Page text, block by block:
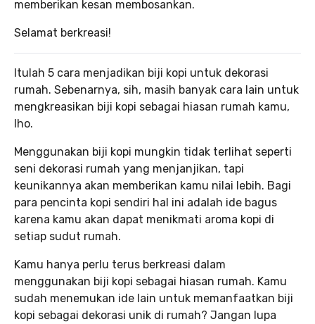
memberikan kesan membosankan.
Selamat berkreasi!
Itulah 5 cara menjadikan biji kopi untuk dekorasi
rumah. Sebenarnya, sih, masih banyak cara lain untuk
mengkreasikan biji kopi sebagai hiasan rumah kamu,
lho.
Menggunakan biji kopi mungkin tidak terlihat seperti
seni dekorasi rumah yang menjanjikan, tapi
keunikannya akan memberikan kamu nilai lebih. Bagi
para pencinta kopi sendiri hal ini adalah ide bagus
karena kamu akan dapat menikmati aroma kopi di
setiap sudut rumah.
Kamu hanya perlu terus berkreasi dalam
menggunakan biji kopi sebagai hiasan rumah. Kamu
sudah menemukan ide lain untuk memanfaatkan biji
kopi sebagai dekorasi unik di rumah? Jangan lupa